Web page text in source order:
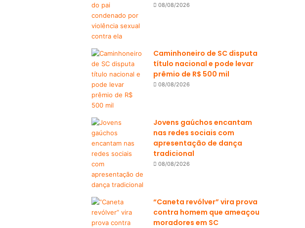
08/08/2026
Caminhoneiro de SC disputa
título nacional e pode levar
prêmio de R$ 500 mil
08/08/2026
Jovens gaúchos encantam
nas redes sociais com
apresentação de dança
tradicional
08/08/2026
“Caneta revólver” vira prova
contra homem que ameaçou
moradores em SC